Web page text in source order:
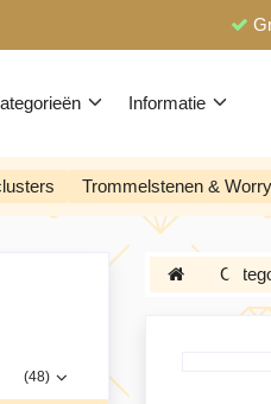
Informatie
Trommelstenen &
(48)